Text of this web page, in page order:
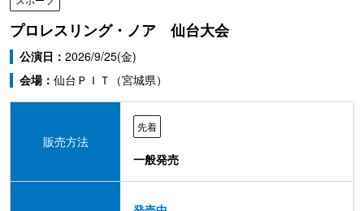
プロレスリング・ノア 仙台大会
公演日： 2026/9/25(金)
会場： 仙台ＰＩＴ（宮城県）
販売方法
先着
一般発売